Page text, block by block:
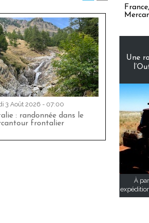
3 Août 2026 - 07:00
: randonnée dans le
frontalier
Une
À